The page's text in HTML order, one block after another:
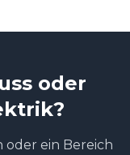
oder
ein Bereich